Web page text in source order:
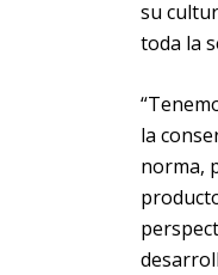
su
toda la
la
norma,